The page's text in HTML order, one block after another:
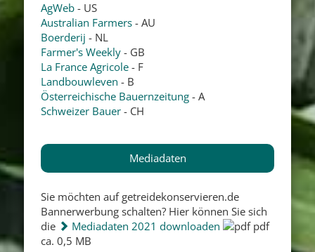
AgWeb - US
Australian Farmers - AU
Boerderij - NL
Farmer's Weekly - GB
La France Agricole - F
Landbouwleven - B
Österreichische Bauernzeitung - A
Schweizer Bauer - CH
Mediadaten
Sie möchten auf getreidekonservieren.de
Bannerwerbung schalten? Hier können Sie sich
die
Mediadaten 2021 downloaden
pdf
ca. 0,5 MB